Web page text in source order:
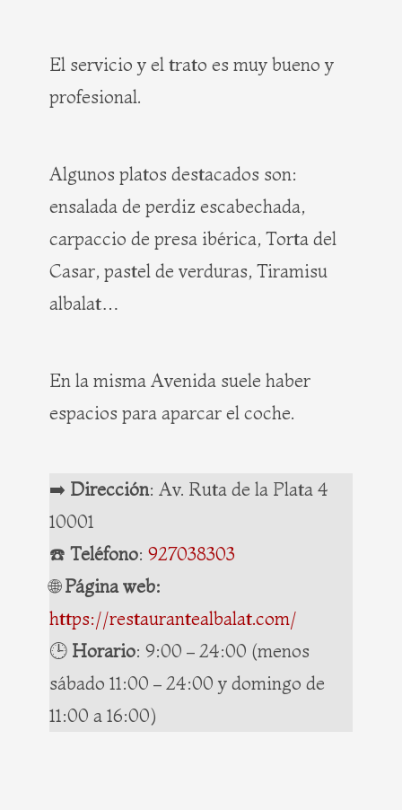
El servicio y el trato es muy bueno y
profesional.
Algunos platos destacados son:
ensalada de perdiz escabechada,
carpaccio de presa ibérica, Torta del
Casar, pastel de verduras, Tiramisu
albalat…
En la misma Avenida suele haber
espacios para aparcar el coche.
➡️ Dirección: Av. Ruta de la Plata 4
10001
☎️ Teléfono: 927038303
🌐Página web:
https://restaurantealbalat.com/
🕒 Horario: 9:00 – 24:00 (menos
sábado 11:00 – 24:00 y domingo de
11:00 a 16:00)